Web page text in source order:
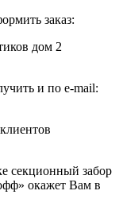
заказ:
дом 2
и по e-mail:
секционный забор
окажет Вам в